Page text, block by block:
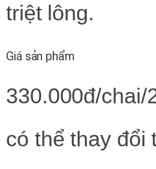
triệt lông.
Giá sản phẩm
330.000đ/chai/
có thể thay đổi